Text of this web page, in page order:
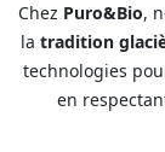
Chez Puro&Bio,
la tradition
technologies
en